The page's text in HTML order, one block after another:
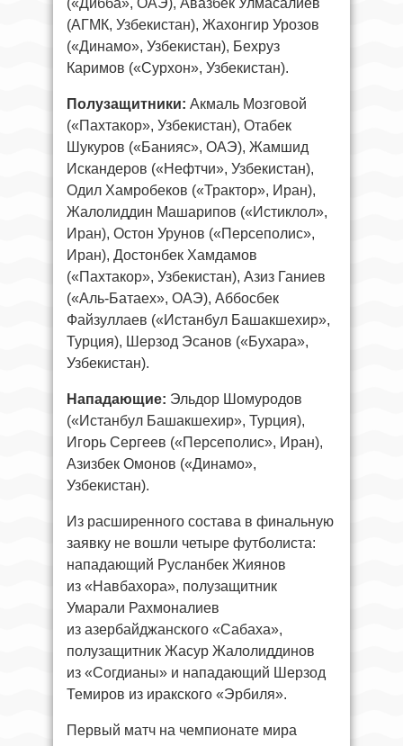
(«Дибба», ОАЭ), Авазбек Улмасалиев
(АГМК, Узбекистан), Жахонгир Урозов
(«Динамо», Узбекистан), Бехруз
Каримов («Сурхон», Узбекистан).
Полузащитники: Акмаль Мозговой
(«Пахтакор», Узбекистан), Отабек
Шукуров («Банияс», ОАЭ), Жамшид
Искандеров («Нефтчи», Узбекистан),
Одил Хамробеков («Трактор», Иран),
Жалолиддин Машарипов («Истиклол»,
Иран), Остон Урунов («Персеполис»,
Иран), Достонбек Хамдамов
(«Пахтакор», Узбекистан), Азиз Ганиев
(«Аль-Батаех», ОАЭ), Аббосбек
Файзуллаев («Истанбул Башакшехир»,
Турция), Шерзод Эсанов («Бухара»,
Узбекистан).
Нападающие: Эльдор Шомуродов
(«Истанбул Башакшехир», Турция),
Игорь Сергеев («Персеполис», Иран),
Азизбек Омонов («Динамо»,
Узбекистан).
Из расширенного состава в финальную
заявку не вошли четыре футболиста:
нападающий Русланбек Жиянов
из «Навбахора», полузащитник
Умарали Рахмоналиев
из азербайджанского «Сабаха»,
полузащитник Жасур Жалолиддинов
из «Согдианы» и нападающий Шерзод
Темиров из иракского «Эрбиля».
Первый матч на чемпионате мира